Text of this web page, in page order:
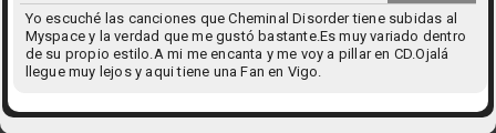
Yo escuché las canciones que Cheminal Disorder tiene subidas al
Myspace y la verdad que me gustó bastante.Es muy variado dentro
de su propio estilo.A mi me encanta y me voy a pillar en CD.Ojalá
llegue muy lejos y aqui tiene una Fan en Vigo.